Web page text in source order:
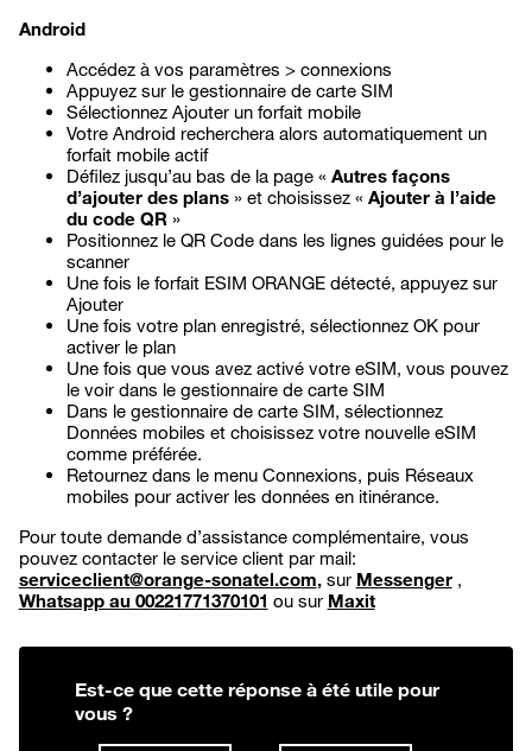
Android
Accédez à vos paramètres > connexions
Appuyez sur le gestionnaire de carte SIM
Sélectionnez Ajouter un forfait mobile
Votre Android recherchera alors automatiquement un
forfait mobile actif
Défilez jusqu’au bas de la page « Autres façons
d’ajouter des plans» et choisissez « Ajouter à l’aide
du code QR »
Positionnez le QR Code dans les lignes guidées pour le
scanner
Une fois le forfait ESIM ORANGE détecté, appuyez sur
Ajouter
Une fois votre plan enregistré, sélectionnez OK pour
activer le plan
Une fois que vous avez activé votre eSIM, vous pouvez
le voir dans le gestionnaire de carte SIM
Dans le gestionnaire de carte SIM, sélectionnez
Données mobiles et choisissez votre nouvelle eSIM
comme préférée.
Retournez dans le menu Connexions, puis Réseaux
mobiles pour activer les données en itinérance.
Pour toute demande d’assistance complémentaire, vous
pouvez contacter le service client par mail:
serviceclient@orange-sonatel.com,sur Messenger,
Whatsapp au 00221771370101 ou sur Maxit
Est-ce que cette réponse à été utile pour
vous ?